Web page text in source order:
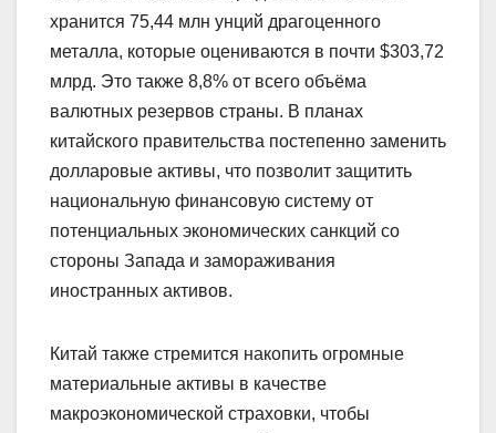
хранится 75,44 млн унций драгоценного
металла, которые оцениваются в почти $303,72
млрд. Это также 8,8% от всего объёма
валютных резервов страны. В планах
китайского правительства постепенно заменить
долларовые активы, что позволит защитить
национальную финансовую систему от
потенциальных экономических санкций со
стороны Запада и замораживания
иностранных активов.
Китай также стремится накопить огромные
материальные активы в качестве
макроэкономической страховки, чтобы